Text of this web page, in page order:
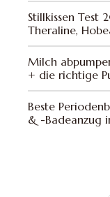
Stillkissen Test
Theraline,
Milch
+ die richtige
Beste
& -Badeanzug